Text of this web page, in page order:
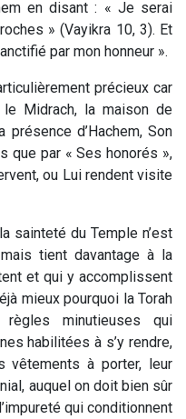
en disant : « Je serai
» (Vayikra 10, 3). Et
par mon honneur ».
précieux car
Midrach, la maison de
d’Hachem, Son
que par « Ses honorés »,
ou Lui rendent visite
sainteté du Temple n’est
tient davantage à la
et qui y accomplissent
mieux pourquoi la Torah
minutieuses qui
habilitées à s’y rendre,
vêtements à porter, leur
auquel on doit bien sûr
qui conditionnent